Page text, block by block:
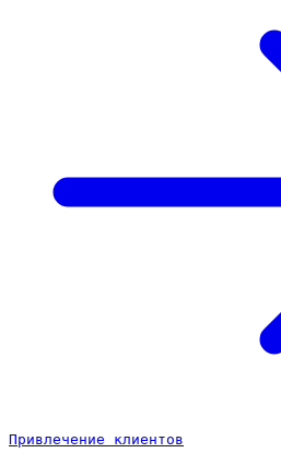
Привлечение клиентов